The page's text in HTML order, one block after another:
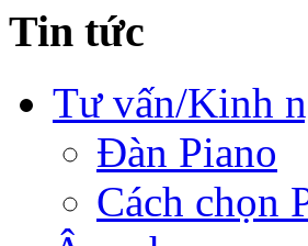
Tin tức
Tư vấn/Kinh
Đàn Piano
Cách chọn